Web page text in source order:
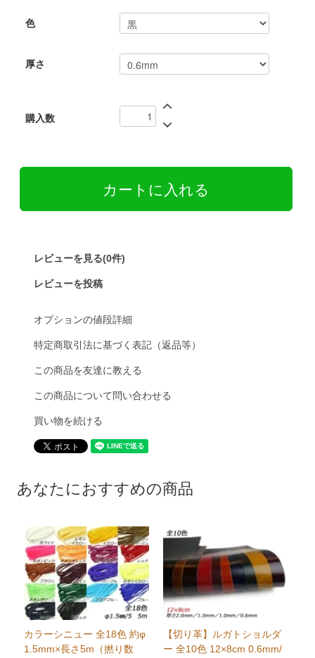
色
厚さ
購入数
レビューを見る(0件)
レビューを投稿
オプションの値段詳細
特定商取引法に基づく表記（返品等）
この商品を友達に教える
この商品について問い合わせる
買い物を続ける
あなたにおすすめの商品
カラーシニュー 全18色 約φ
1.5mm×長さ5m（撚り数
【切り革】ルガトショルダ
ー 全10色 12×8cm 0.6mm/